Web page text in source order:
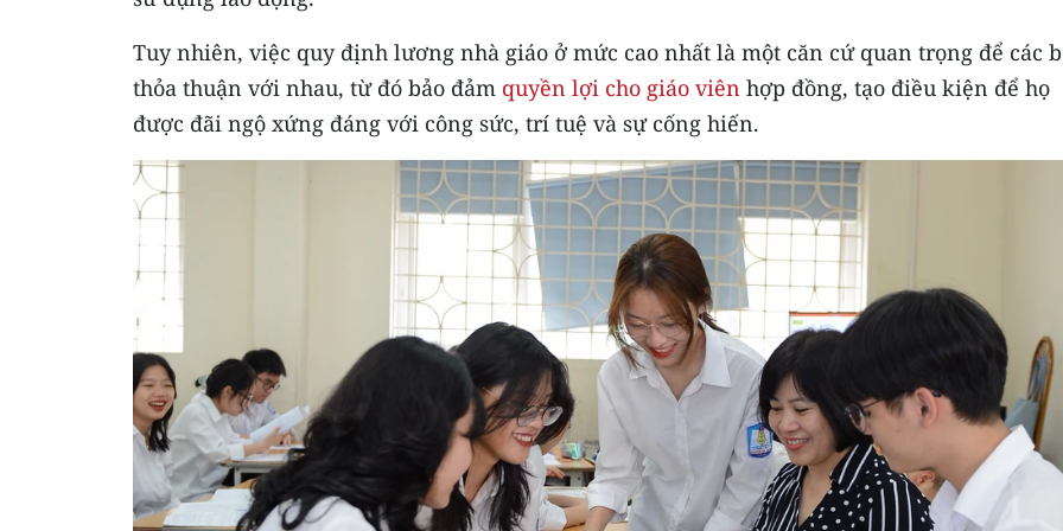
Tuy nhiên, việc quy định lương nhà giáo ở mức cao nhất là một căn cứ quan trọng để các
thỏa thuận với nhau, từ đó bảo đảm quyền lợi cho giáo viên hợp đồng, tạo điều kiện để họ
được đãi ngộ xứng đáng với công sức, trí tuệ và sự cống hiến.